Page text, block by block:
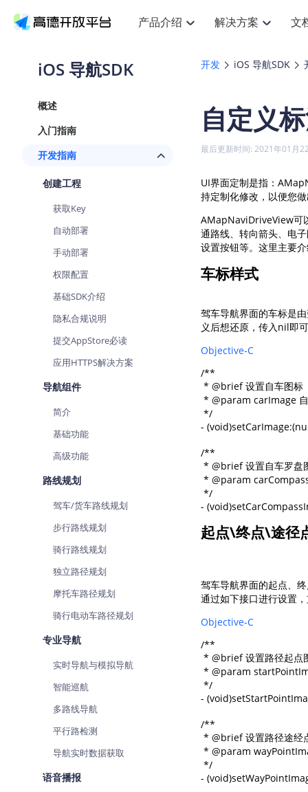
产品介绍
产品介绍
查看全部文档
搜索定位
位置、周边、行政区、ID等查询接口
JS Android iOS
基于LBS的定位服务
iOS
地理/逆地理编码
位置名称与经纬度之间转换服务
Android iOS
虚拟空间围栏服务
查询目标区域当前/未来天气
导航
轻松
提供
API
猎
提供
API
智能
公
查询
交
高
解决方案
解决方案 提供LBS领域的Agent解决方案
提供智能守护与运动出行解决方案
智能眼镜实时导航及智慧出行解决方案
面向开发者提供全球范围内LBS服务
NEW
合规精确的两轮车场景导航
提供手机银行APP地图应用
文
文档与支持
服务支持
查看全部文档
Web高级服务API
JS
数据可视化
地铁图 JS
定价
产品定价
产品定价 产品
企业智图
Android定
JS API提供
7大类44种
商业授权相
iOS 导航SDK
概述
入门指南
开发指南
创建工程
获取Key
自动部署
手动部署
权限配置
基础SDK介绍
隐私合规说明
提交AppStore必读
应用HTTPS解决方案
导航组件
简介
基础功能
高级功能
路线规划
驾车/货车路线规划
步行路线规划
骑行路线规划
独立路径规划
摩托车路径规划
骑行电动车路径规划
专业导航
实时导航与模拟导航
智能巡航
多路线导航
平行路检测
导航实时数据获取
语音播报
开发 iOS 导航SDK
自定义
最后更新时间: 2021年01月
UI界面定制是指：
持定制化修改，以便您
AMapNaviDriveView可
通路线、转向箭头、电
设置按钮等。这里主要
车标样式
驾车导航界面的车标是
义后想还原，传入nil即
Objective-C
/**
* @brief 设置自车图标
* @param carImage
*/
-
/**
* @brief 设置自车罗盘
* @param
*/
-
起点\终点\途径
驾车导航界面的起点、
通过如下接口进行设置
Objective-C
/**
* @brief 设置路径起点
* @param
*/
-
/**
* @brief 设置路径途经
* @param
*/
-